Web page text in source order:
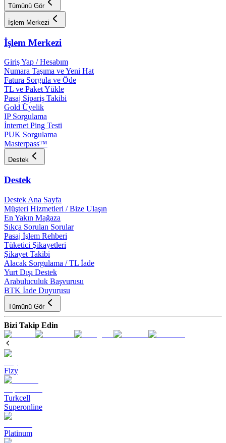
Tümünü Gör
İşlem Merkezi
İşlem Merkezi
Giriş Yap / Hesabım
Numara Taşıma ve Yeni Hat
Fatura Sorgula ve Öde
TL ve Paket Yükle
Pasaj Sipariş Takibi
Gold Üyelik
IP Sorgulama
İnternet Ping Testi
PUK Sorgulama
Masterpass™
Destek
Destek
Destek Ana Sayfa
Müşteri Hizmetleri / Bize Ulaşın
En Yakın Mağaza
Sıkça Sorulan Sorular
Pasaj İşlem Rehberi
Tüketici Şikayetleri
Şikayet Takibi
Alacak Sorgulama / TL İade
Yurt Dışı Destek
Arabuluculuk Başvurusu
BTK İade Duyurusu
Tümünü Gör
Bizi Takip Edin
Fizy
Turkcell
Superonline
Platinum